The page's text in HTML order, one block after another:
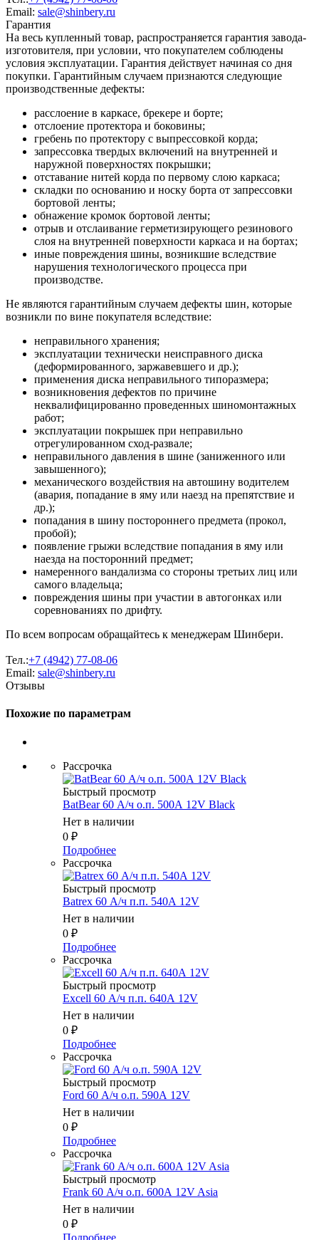
Email: sale@shinbery.ru
Гарантия
На весь купленный товар, распространяется гарантия завода-
изготовителя, при условии, что покупателем соблюдены
условия эксплуатации. Гарантия действует начиная со дня
покупки. Гарантийным случаем признаются следующие
производственные дефекты:
расслоение в каркасе, брекере и борте;
отслоение протектора и боковины;
гребень по протектору с выпрессовкой корда;
запрессовка твердых включений на внутренней и
наружной поверхностях покрышки;
отставание нитей корда по первому слою каркаса;
складки по основанию и носку борта от запрессовки
бортовой ленты;
обнажение кромок бортовой ленты;
отрыв и отслаивание герметизирующего резинового
слоя на внутренней поверхности каркаса и на бортах;
иные повреждения шины, возникшие вследствие
нарушения технологического процесса при
производстве.
Не являются гарантийным случаем дефекты шин, которые
возникли по вине покупателя вследствие:
неправильного хранения;
эксплуатации технически неисправного диска
(деформированного, заржавевшего и др.);
применения диска неправильного типоразмера;
возникновения дефектов по причине
неквалифицированно проведенных шиномонтажных
работ;
эксплуатации покрышек при неправильно
отрегулированном сход-развале;
неправильного давления в шине (заниженного или
завышенного);
механического воздействия на автошину водителем
(авария, попадание в яму или наезд на препятствие и
др.);
попадания в шину постороннего предмета (прокол,
пробой);
появление грыжи вследствие попадания в яму или
наезда на посторонний предмет;
намеренного вандализма со стороны третьих лиц или
самого владельца;
повреждения шины при участии в автогонках или
соревнованиях по дрифту.
По всем вопросам обращайтесь к менеджерам Шинбери.
Тел.:+7 (4942) 77-08-06
Email: sale@shinbery.ru
Отзывы
Похожие по параметрам
Рассрочка
Быстрый просмотр
BatBear 60 А/ч о.п. 500А 12V Black
Нет в наличии
0 ₽
Подробнее
Рассрочка
Быстрый просмотр
Batrex 60 А/ч п.п. 540А 12V
Нет в наличии
0 ₽
Подробнее
Рассрочка
Быстрый просмотр
Excell 60 А/ч п.п. 640А 12V
Нет в наличии
0 ₽
Подробнее
Рассрочка
Быстрый просмотр
Ford 60 А/ч о.п. 590А 12V
Нет в наличии
0 ₽
Подробнее
Рассрочка
Быстрый просмотр
Frank 60 А/ч о.п. 600А 12V Asia
Нет в наличии
0 ₽
Подробнее